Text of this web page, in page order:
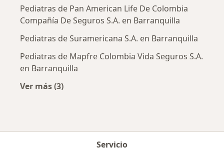
Pediatras de Pan American Life De Colombia
Compañía De Seguros S.A. en Barranquilla
Pediatras de Suramericana S.A. en Barranquilla
Pediatras de Mapfre Colombia Vida Seguros S.A.
en Barranquilla
Ver más (3)
Servicio